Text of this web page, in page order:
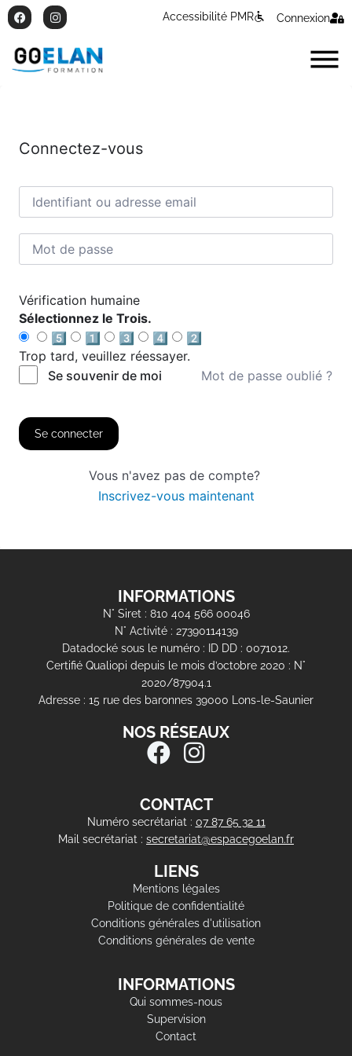
Accessibilité PMR Connexion
Connectez-vous
Vérification humaine
Sélectionnez le Trois.
5️⃣
1️⃣ 3️⃣ 4️⃣
2️⃣
Trop tard, veuillez réessayer.
Se souvenir de moi
Mot de passe oublié ?
Se connecter
Vous n'avez pas de compte?
Inscrivez-vous maintenant
INFORMATIONS
N° Siret : 810 404 566 00046
N° Activité : 27390114139
Datadocké sous le numéro : ID DD : 0071012.
Certifié Qualiopi depuis le mois d’octobre 2020 : N°
2020/87904.1
Adresse : 15 rue des baronnes 39000 Lons-le-Saunier
NOS RÉSEAUX
CONTACT
Numéro secrétariat : 07 87 65 32 11
Mail secrétariat : secretariat@espacegoelan.fr
LIENS
Mentions légales
Politique de confidentialité
Conditions générales d'utilisation
Conditions générales de vente
INFORMATIONS
Qui sommes-nous
Supervision
Contact